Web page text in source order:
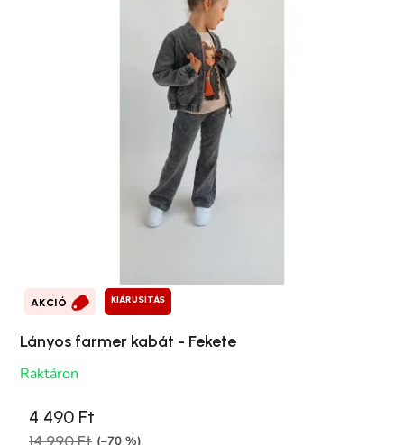
AKCIÓ KIÁRUSÍTÁS
Lányos farmer kabát - Fekete
Raktáron
4 490 Ft
14 990 Ft (–70 %)